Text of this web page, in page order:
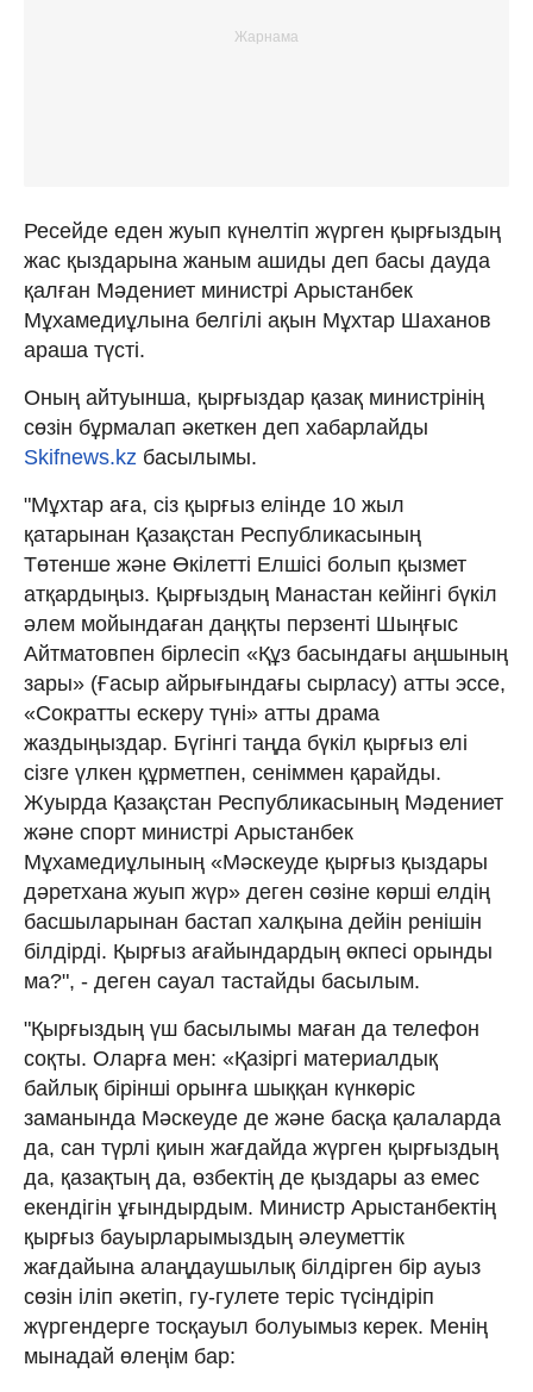
Ресейде еден жуып күнелтіп жүрген қырғыздың
жас қыздарына жаным ашиды деп басы дауда
қалған Мәдениет министрі Арыстанбек
Мұхамедиұлына белгілі ақын Мұхтар Шаханов
араша түсті.
Оның айтуынша, қырғыздар қазақ министрінің
сөзін бұрмалап әкеткен деп хабарлайды
Skifnews.kz басылымы.
"Мұхтар аға, сіз қырғыз елінде 10 жыл
қатарынан Қазақстан Республикасының
Төтенше және Өкілетті Елшісі болып қызмет
атқардыңыз. Қырғыздың Манастан кейінгі бүкіл
әлем мойындаған даңқты перзенті Шыңғыс
Айтматовпен бірлесіп «Құз басындағы аңшының
зары» (Ғасыр айрығындағы сырласу) атты эссе,
«Сократты ескеру түні» атты драма
жаздыңыздар. Бүгінгі таңда бүкіл қырғыз елі
сізге үлкен құрметпен, сеніммен қарайды.
Жуырда Қазақстан Республикасының Мәдениет
және спорт министрі Арыстанбек
Мұхамедиұлының «Мәскеуде қырғыз қыздары
дәретхана жуып жүр» деген сөзіне көрші елдің
басшыларынан бастап халқына дейін ренішін
білдірді. Қырғыз ағайындардың өкпесі орынды
ма?", - деген сауал тастайды басылым.
"Қырғыздың үш басылымы маған да телефон
соқты. Оларға мен: «Қазіргі материалдық
байлық бірінші орынға шыққан күнкөріс
заманында Мәскеуде де және басқа қалаларда
да, сан түрлі қиын жағдайда жүрген қырғыздың
да, қазақтың да, өзбектің де қыздары аз емес
екендігін ұғындырдым. Министр Арыстанбектің
қырғыз бауырларымыздың әлеуметтік
жағдайына алаңдаушылық білдірген бір ауыз
сөзін іліп әкетіп, гу-гулете теріс түсіндіріп
жүргендерге тосқауыл болуымыз керек. Менің
мынадай өлеңім бар: